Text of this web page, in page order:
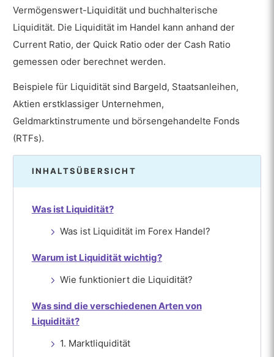
Vermögenswert-Liquidität und buchhalterische
Liquidität. Die Liquidität im Handel kann anhand der
Current Ratio, der Quick Ratio oder der Cash Ratio
gemessen oder berechnet werden.
Beispiele für Liquidität sind Bargeld, Staatsanleihen,
Aktien erstklassiger Unternehmen,
Geldmarktinstrumente und börsengehandelte Fonds
(RTFs).
INHALTSÜBERSICHT
Was ist Liquidität?
Was ist Liquidität im Forex Handel?
Warum ist Liquidität wichtig?
Wie funktioniert die Liquidität?
Was sind die verschiedenen Arten von
Liquidität?
1. Marktliquidität